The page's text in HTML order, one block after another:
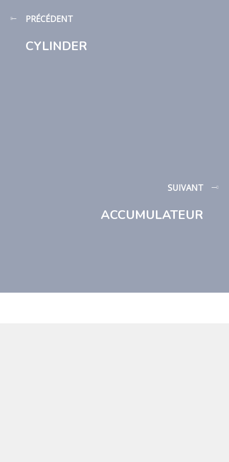
PRÉCÉDENT
CYLINDER
SUIVANT
ACCUMULATEUR